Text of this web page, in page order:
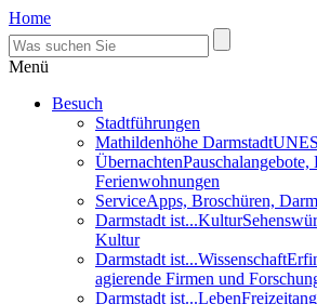
Home
Menü
Besuch
Stadtführungen
Mathildenhöhe Darmstadt
ÜbernachtenPauschalangebote,
Ferienwohnungen
ServiceApps, Broschüren,
Darmstadt ist...Kultur
Kultur
Darmstadt ist...Wissenschaft
agierende Firmen und
Darmstadt ist...Leben